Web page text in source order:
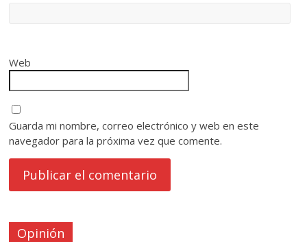
Web
Guarda mi nombre, correo electrónico y web en este
navegador para la próxima vez que comente.
Opinión